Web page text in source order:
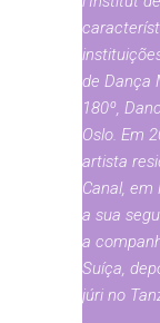
de Dança
180º,
Oslo. Em
artista
Canal,
a sua
a
Suíça,
júri no